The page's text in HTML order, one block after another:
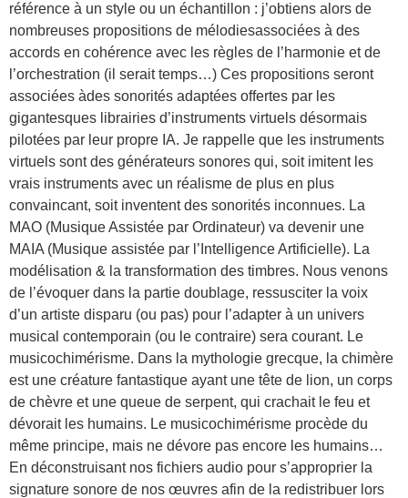
référence à un style ou un échantillon : j’obtiens alors de
nombreuses propositions de mélodiesassociées à des
accords en cohérence avec les règles de l’harmonie et de
l’orchestration (il serait temps…) Ces propositions seront
associées àdes sonorités adaptées offertes par les
gigantesques librairies d’instruments virtuels désormais
pilotées par leur propre IA. Je rappelle que les instruments
virtuels sont des générateurs sonores qui, soit imitent les
vrais instruments avec un réalisme de plus en plus
convaincant, soit inventent des sonorités inconnues. La
MAO (Musique Assistée par Ordinateur) va devenir une
MAIA (Musique assistée par l’Intelligence Artificielle). La
modélisation & la transformation des timbres. Nous venons
de l’évoquer dans la partie doublage, ressusciter la voix
d’un artiste disparu (ou pas) pour l’adapter à un univers
musical contemporain (ou le contraire) sera courant. Le
musicochimérisme. Dans la mythologie grecque, la chimère
est une créature fantastique ayant une tête de lion, un corps
de chèvre et une queue de serpent, qui crachait le feu et
dévorait les humains. Le musicochimérisme procède du
même principe, mais ne dévore pas encore les humains…
En déconstruisant nos fichiers audio pour s’approprier la
signature sonore de nos œuvres afin de la redistribuer lors